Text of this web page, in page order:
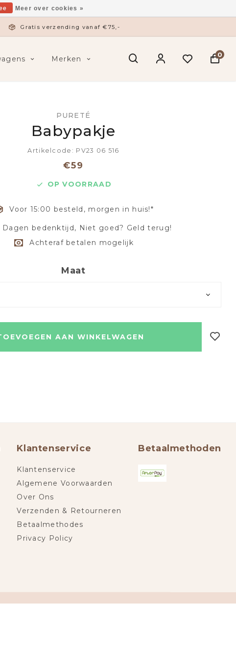
Gratis verzending vanaf €75,-
Merken 0
PURETÉ
Babypakje
Artikelcode: PV23 06 516
€59
OP VOORRAAD
Voor 15:00 besteld, morgen in huis!*
Dagen bedenktijd, Niet goed? Geld terug!
Achteraf betalen mogelijk
Maat
AAN WINKELWAGEN
Klantenservice
Klantenservice
Algemene Voorwaarden
Over Ons
Verzenden & Retourneren
Betaalmethodes
Privacy Policy
Betaalmethoden
Meer over cookies »